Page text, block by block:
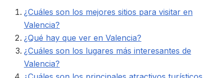
¿Cuáles son los mejores sitios para visitar en
Valencia?
¿Qué hay que ver en Valencia?
¿Cuáles son los lugares más interesantes de
Valencia?